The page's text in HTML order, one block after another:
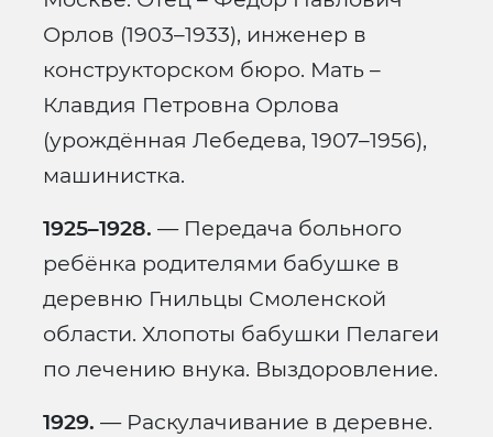
Орлов (1903–1933), инженер в
конструкторском бюро. Мать –
Клавдия Петровна Орлова
(урождённая Лебедева, 1907–1956),
машинистка.
1925–1928. — Передача больного
ребёнка родителями бабушке в
деревню Гнильцы Смоленской
области. Хлопоты бабушки Пелагеи
по лечению внука. Выздоровление.
1929. — Раскулачивание в деревне.